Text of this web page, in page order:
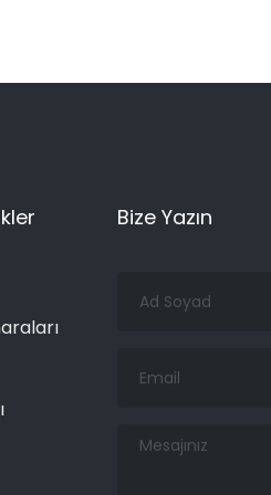
Bize Yazın
Soyad
Mesajınız